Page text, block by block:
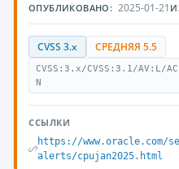
ОПУБЛИКОВАНО: 2025-01-21
CVSS 3.x СРЕДНЯЯ 5.5
CVSS:3.x/CVSS:3.1/AV:L/
N
ССЫЛКИ
https://www.oracle.com/
alerts/cpujan2025.html